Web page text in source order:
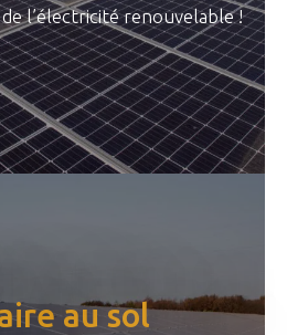
l’électricité renouvelable !
au sol